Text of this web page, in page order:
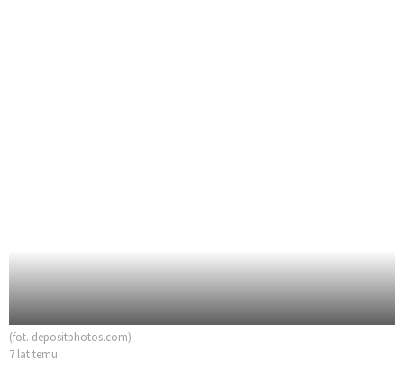
(fot. depositphotos.com)
7 lat temu